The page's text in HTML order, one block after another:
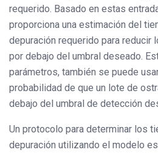
requerido. Basado en estas
proporciona una estimación del
depuración requerido para reducir
por debajo del umbral deseado.
parámetros, también se puede
probabilidad de que un lote de
debajo del umbral de detección
Un protocolo para determinar los
depuración utilizando el modelo